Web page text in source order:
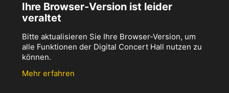
Ihre Browser-Version ist leider
veraltet
Bitte aktualisieren Sie Ihre Browser-Version, um
alle Funktionen der Digital Concert Hall nutzen zu
können.
Mehr erfahren